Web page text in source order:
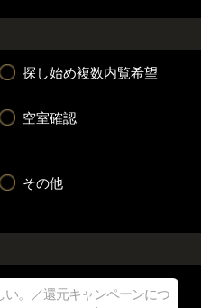
探し始め複数内覧希望
空室確認
その他